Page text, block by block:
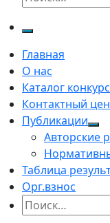
Главная
О нас
Каталог
Контактный
Публикации
Авторские
Таблица
Орг.взнос
Найти: